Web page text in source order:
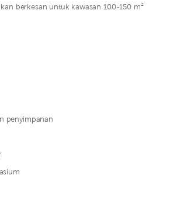
berkesan untuk kawasan 100-150 m²
penyimpanan